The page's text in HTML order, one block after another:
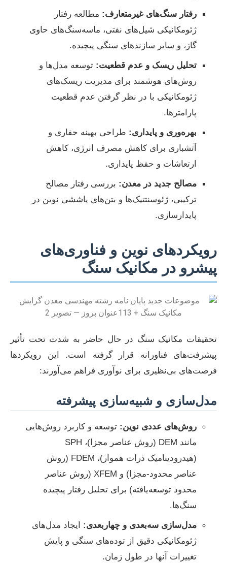
رفتار سنگ‌های غیرمتعارف: مطالعه رفتار
ژئومکانیکی شیل‌های نفتی، ماسه‌سنگ‌های حاوی
گاز، و سایر سازندهای سنگی پیچیده.
تحلیل ریسک و عدم قطعیت: توسعه مدل‌ها و
روش‌های هوشمند برای مدیریت ریسک‌های
ژئومکانیکی با در نظر گرفتن عدم قطعیت
پارامترها.
بهره‌وری و پایداری: طراحی بهینه حفاری و
آتشباری برای کاهش مصرف انرژی، کاهش
ارتعاشات و حفظ پایداری.
مصالح جدید در معدن: بررسی رفتار مصالح
ترکیبی، ژئوسنتتیک‌ها و بتن‌های پاششی نوین در
پایدارسازی.
رویکردهای نوین و فناوری‌های
پیشرو در مکانیک سنگ
تحقیقات مکانیک سنگ در حال حاضر به شدت تحت تأثیر
پیشرفت‌های فناورانه قرار گرفته است. این رویکردها
فرصت‌های بی‌نظیری برای نوآوری فراهم می‌آورند:
مدل‌سازی و شبیه‌سازی پیشرفته
روش‌های عددی نوین: توسعه و کاربرد روش‌هایی
مانند DEM (روش عناصر مجزا)، SPH
(هیدرودینامیک ذرات هموار)، FDEM (روش
عناصر محدود-مجزا) و XFEM (روش عناصر
محدود توسعه‌یافته) برای تحلیل رفتار پیچیده
سنگ‌ها.
مدل‌سازی سه‌بعدی و چهاربعدی: ایجاد مدل‌های
ژئومکانیکی دقیق از توده‌های سنگی و پایش
تغییرات آنها در طول زمان.